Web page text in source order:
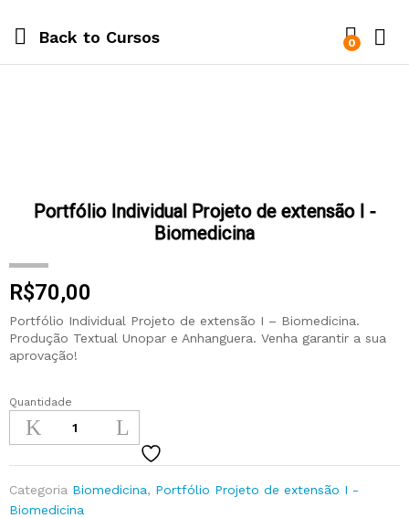
Back to Cursos 0
Portfólio Individual Projeto de extensão I -
Biomedicina
R$70,00
Portfólio Individual Projeto de extensão I – Biomedicina.
Produção Textual Unopar e Anhanguera. Venha garantir a sua
aprovação!
Quantidade
Categoria Biomedicina, Portfólio Projeto de extensão I -
Biomedicina